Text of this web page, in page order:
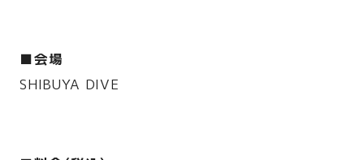
■会場
SHIBUYA DIVE